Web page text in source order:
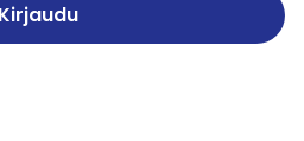
Kirjaudu